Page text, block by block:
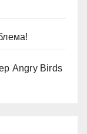
Angry Birds